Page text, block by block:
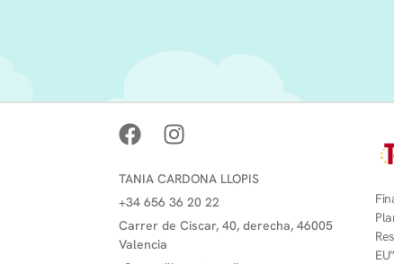
TANIA CARDONA LLOPIS
+34 656 36 20 22
Carrer de Ciscar, 40, derecha, 46005
Valencia